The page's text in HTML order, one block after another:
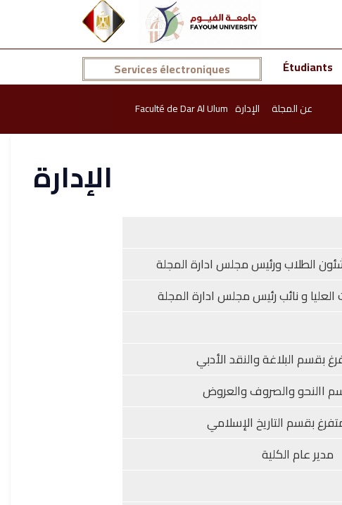
Services électroniques Étudiants
Faculté de Dar Al Ulum الإدارة عن المجلة
الإدارة
الطلاب ورئيس مجلس ادارة المجلة
العليا و نائب رئيس مجلس ادارة المجلة
بقسم البلاغة والنقد الأدبي
االنحو والصروف والعروض
بقسم التاريخ الإسلامي
مدير عام الكلية